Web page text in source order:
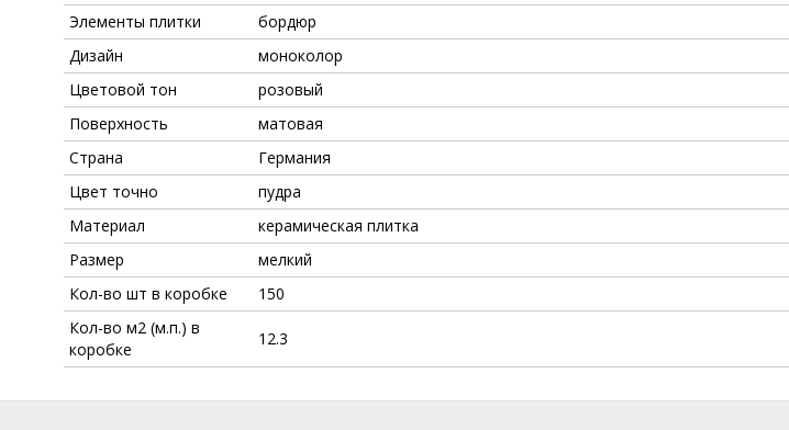
Элементы плитки
бордюр
Дизайн
моноколор
Цветовой тон
розовый
Поверхность
матовая
Страна
Германия
Цвет точно
пудра
Материал
керамическая плитка
Размер
мелкий
Кол-во шт в коробке
150
Кол-во м2 (м.п.) в
коробке
12.3